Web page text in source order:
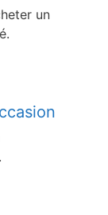
un